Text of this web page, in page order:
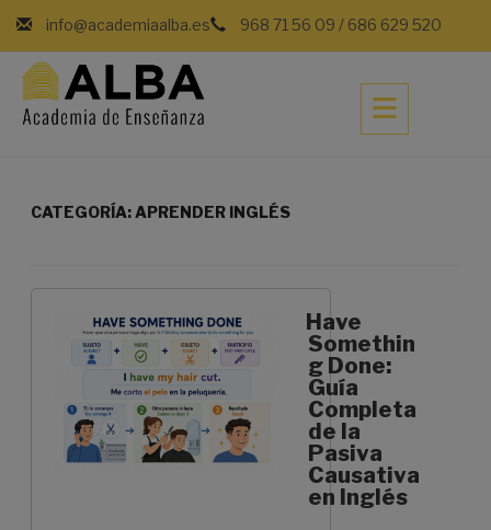
contenido
info@academiaalba.es 968 71 56 09 / 686 629 520
CATEGORÍA:APRENDER INGLÉS
Have
Somethin
g Done:
Guía
Completa
de la
Pasiva
Causativa
en Inglés